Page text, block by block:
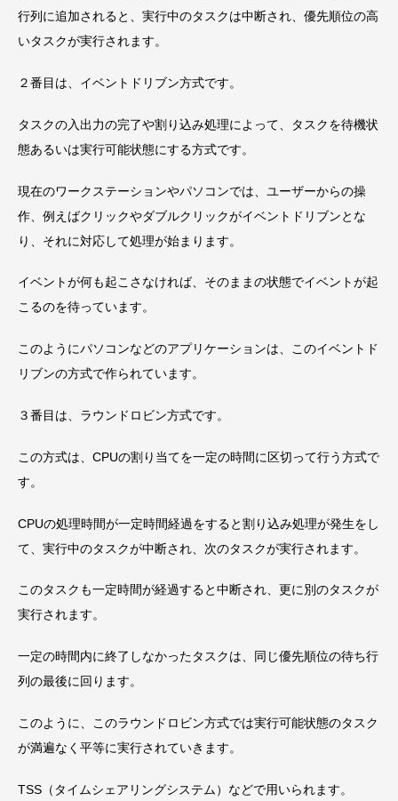
行列に追加されると、実行中のタスクは中断され、優先順位の高
いタスクが実行されます。
２番目は、イベントドリブン方式です。
タスクの入出力の完了や割り込み処理によって、タスクを待機状
態あるいは実行可能状態にする方式です。
現在のワークステーションやパソコンでは、ユーザーからの操
作、例えばクリックやダブルクリックがイベントドリブンとな
り、それに対応して処理が始まります。
イベントが何も起こさなければ、そのままの状態でイベントが起
こるのを待っています。
このようにパソコンなどのアプリケーションは、このイベントド
リブンの方式で作られています。
３番目は、ラウンドロビン方式です。
この方式は、CPUの割り当てを一定の時間に区切って行う方式で
す。
CPUの処理時間が一定時間経過をすると割り込み処理が発生をし
て、実行中のタスクが中断され、次のタスクが実行されます。
このタスクも一定時間が経過すると中断され、更に別のタスクが
実行されます。
一定の時間内に終了しなかったタスクは、同じ優先順位の待ち行
列の最後に回ります。
このように、このラウンドロビン方式では実行可能状態のタスク
が満遍なく平等に実行されていきます。
TSS（タイムシェアリングシステム）などで用いられます。